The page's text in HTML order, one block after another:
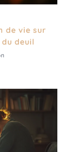
de vie sur
deuil